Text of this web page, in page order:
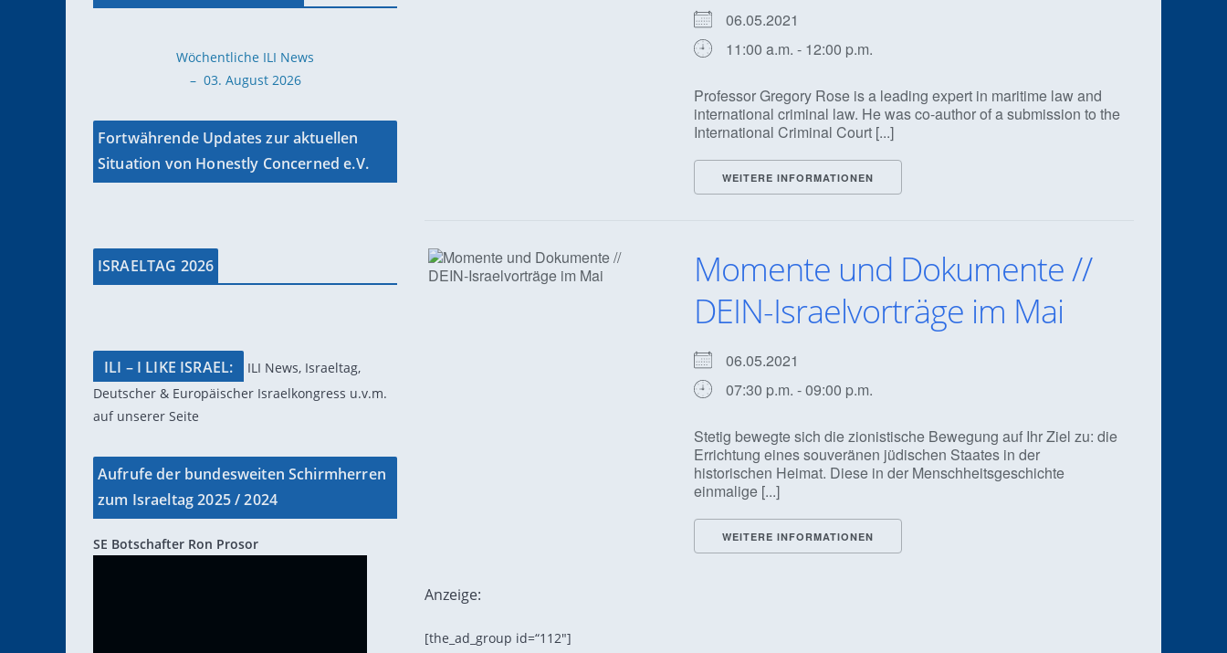
06.05.2021
11:00 a.m. - 12:00 p.m.
Professor Gregory Rose is a leading expert in maritime law and
international criminal law. He was co-author of a submission to the
International Criminal Court [...]
WEITERE INFORMATIONEN
Momente und Dokumente //
DEIN-Israelvorträge im Mai
06.05.2021
07:30 p.m. - 09:00 p.m.
Stetig bewegte sich die zionistische Bewegung auf Ihr Ziel zu: die
Errichtung eines souveränen jüdischen Staates in der
historischen Heimat. Diese in der Menschheitsgeschichte
einmalige [...]
WEITERE INFORMATIONEN
Anzeige:
[the_ad_group id=“112″]
Wöchentliche ILI News
– 03. August 2026
Fortwährende Updates zur aktuellen
Situation von Honestly Concerned e.V.
ISRAELTAG 2026
ILI – I LIKE ISRAEL:
ILI News, Israeltag,
Deutscher & Europäischer Israelkongress u.v.m.
auf unserer Seite
Aufrufe der bundesweiten Schirmherren
zum Israeltag 2025 / 2024
SE Botschafter Ron Prosor